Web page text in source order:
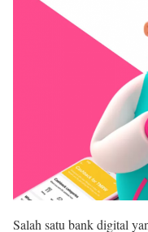
Salah satu bank digital